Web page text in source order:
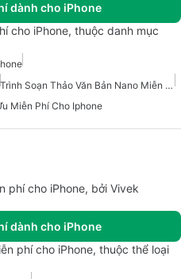
dành cho iPhone
cho iPhone, thuộc danh mục
Trình Soạn Thảo Văn Bản Nano Miễn Phí Cho Iphone
Miễn Phí Cho Iphone
phí cho iPhone, bởi Vivek
dành cho iPhone
phí cho iPhone, thuộc thể loại